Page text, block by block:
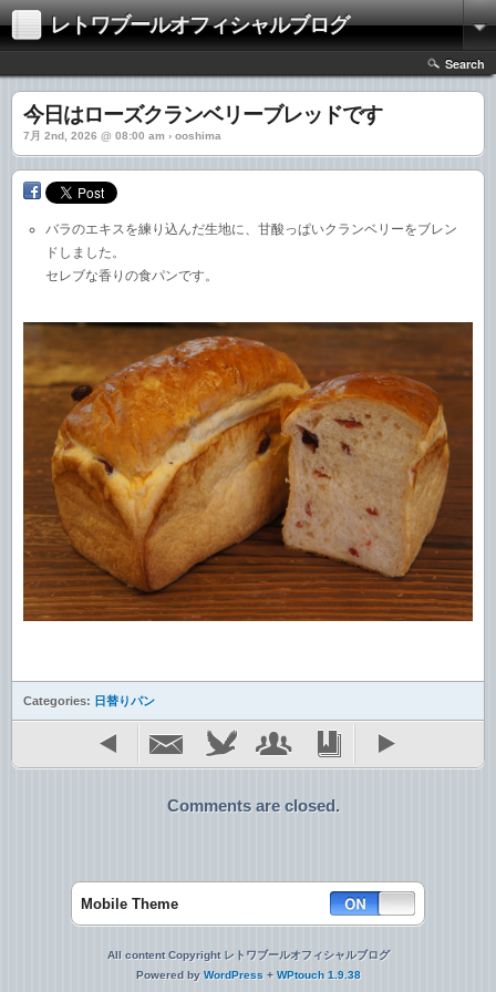
レトワブールオフィシャルブログ
Search
今日はローズクランベリーブレッドです
7月 2nd, 2026 @ 08:00 am › ooshima
バラのエキスを練り込んだ生地に、甘酸っぱいクランベリーをブレン
ドしました。
セレブな香りの食パンです。
Categories: 日替りパン
Comments are closed.
Mobile Theme
All content Copyright レトワブールオフィシャルブログ
Powered by WordPress + WPtouch 1.9.38